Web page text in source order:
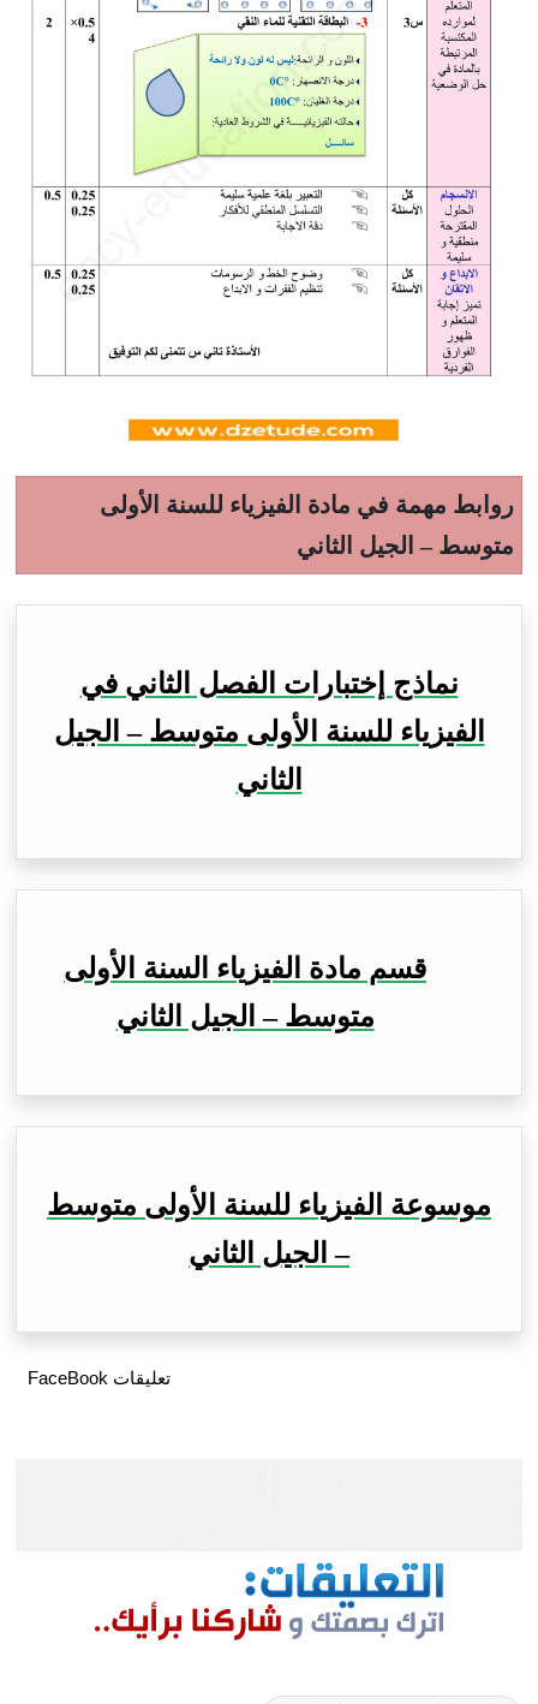
روابط مهمة في مادة الفيزياء للسنة الأولى
متوسط – الجيل الثاني
نماذج إختبارات الفصل الثاني في
الفيزياء للسنة الأولى متوسط – الجيل
الثاني
قسم مادة الفيزياء السنة الأولى
متوسط – الجيل الثاني
موسوعة الفيزياء للسنة الأولى متوسط
– الجيل الثاني
تعليقات FaceBook